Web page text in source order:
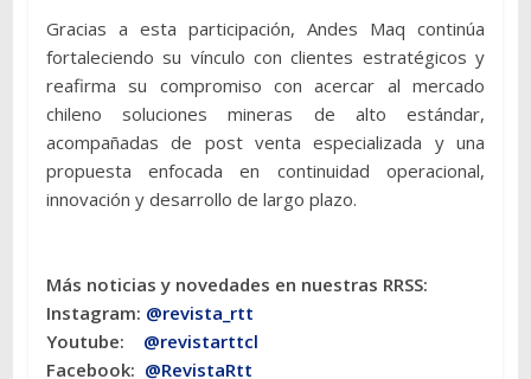
Gracias a esta participación, Andes Maq continúa
fortaleciendo su vínculo con clientes estratégicos y
reafirma su compromiso con acercar al mercado
chileno soluciones mineras de alto estándar,
acompañadas de post venta especializada y una
propuesta enfocada en continuidad operacional,
innovación y desarrollo de largo plazo.
Más noticias y novedades en nuestras RRSS:
Instagram: @revista_rtt
Youtube: @revistarttcl
Facebook: @RevistaRtt